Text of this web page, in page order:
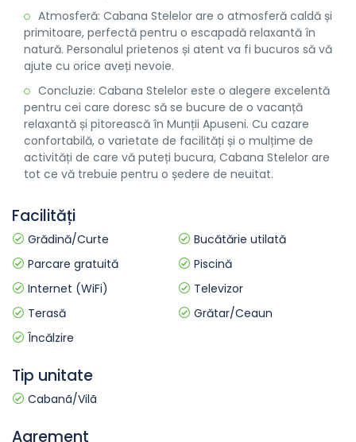
Atmosferă: Cabana Stelelor are o atmosferă caldă și
primitoare, perfectă pentru o escapadă relaxantă în
natură. Personalul prietenos și atent va fi bucuros să vă
ajute cu orice aveți nevoie.
Concluzie: Cabana Stelelor este o alegere excelentă
pentru cei care doresc să se bucure de o vacanță
relaxantă și pitorească în Munții Apuseni. Cu cazare
confortabilă, o varietate de facilități și o mulțime de
activități de care vă puteți bucura, Cabana Stelelor are
tot ce vă trebuie pentru o ședere de neuitat.
Facilități
Grădină/Curte
Bucătărie utilată
Parcare gratuită
Piscină
Internet (WiFi)
Televizor
Terasă
Grătar/Ceaun
Încălzire
Tip unitate
Cabanã/Vilã
Agrement